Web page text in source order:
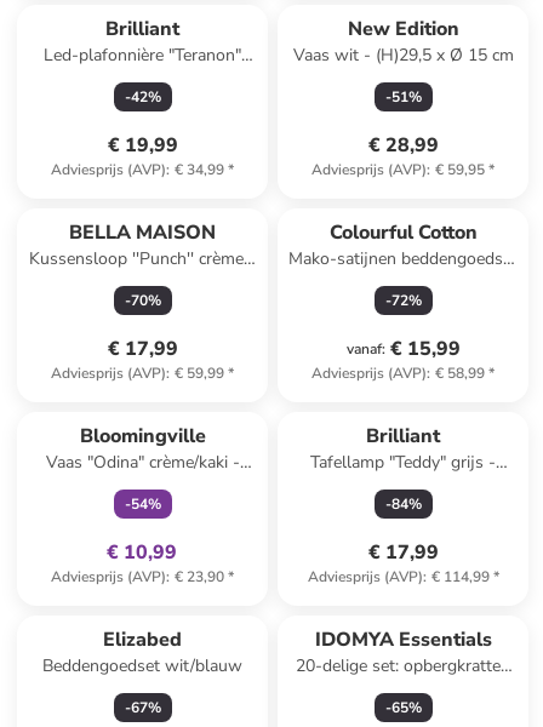
Brilliant
Led-plafonnière "Teranon"
naturel/wit - EEK F (A tot G)
-42%
€ 19,99
Adviesprijs (AVP): € 34,99*
New Edition
Vaas wit - (H)29,5 x Ø 15 cm
-51%
€ 28,99
Adviesprijs (AVP): € 59,95*
BELLA MAISON
Kussensloop ''Punch'' crème -
(L)35 x (B)50 cm
-70%
€ 17,99
Adviesprijs (AVP): € 59,99*
Colourful Cotton
Mako-satijnen beddengoedset
"Maze" wit/groen
-72%
vanaf: € 15,99
Adviesprijs (AVP): € 58,99*
Bloomingville
Vaas "Odina" crème/kaki -
(H)21 x Ø 9 cm
-54%
€ 10,99
Adviesprijs (AVP): € 23,90*
Brilliant
Tafellamp "Teddy" grijs -
(H)30 x Ø 23 cm
-84%
€ 17,99
Adviesprijs (AVP): € 114,99*
Elizabed
Beddengoedset wit/blauw
-67%
IDOMYA Essentials
20-delige set: opbergkratten
lichtbruin - (B)35 x (H)23,5 x
(D)13,5 cm
-65%